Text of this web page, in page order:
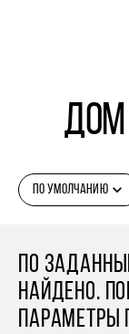
ПО УМОЛЧАНИЮ
ПО
НАЙДЕНО.
ПАРАМЕТРЫ